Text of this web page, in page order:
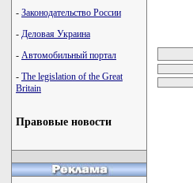
- Законодательство России
- Деловая Украина
- Автомобильный портал
- The legislation of the Great
Britain
Правовые новости